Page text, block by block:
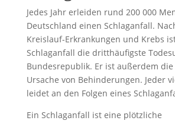
Jedes Jahr erleiden rund 200 000
Deutschland einen Schlaganfall.
Kreislauf-Erkrankungen und Krebs
Schlaganfall die dritthäufigste
Bundesrepublik. Er ist außerdem
Ursache von Behinderungen. Jeder
leidet an den Folgen eines
Ein Schlaganfall ist eine plötzliche